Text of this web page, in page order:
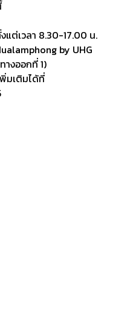
แต่เวลา 8.30-17.00 น.
by UHG
างออกที่ 1)
มเติมได้ที่